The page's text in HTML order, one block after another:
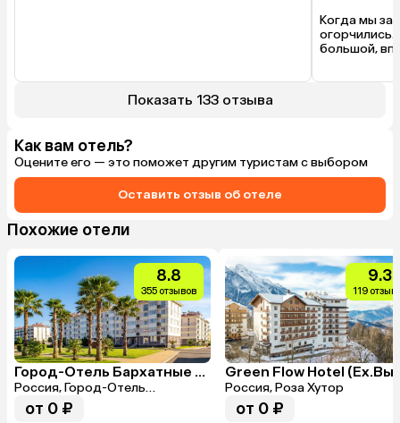
Когда мы
большой,
Из минусов.
Показать 133 отзыва
Как вам отель?
Оцените его — это поможет другим туристам с выбором
Оставить отзыв об отеле
Похожие отели
8.8
355 отзывов
Город-Отель Бархатные Сезоны (Спортивный Квартал)
Россия, Город-Отель
Бархатные Сезоны
от 0 ₽
9.3
119
Россия, Роза Хутор
от 0 ₽